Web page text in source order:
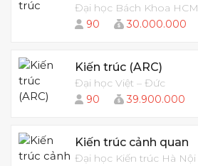
Đại học Bách Khoa HCM
90
30.000.000
Kiến trúc (ARC)
Đại học Việt – Đức
90
39.900.000
Kiến trúc cảnh quan
Đại học Kiến trúc Hà Nội